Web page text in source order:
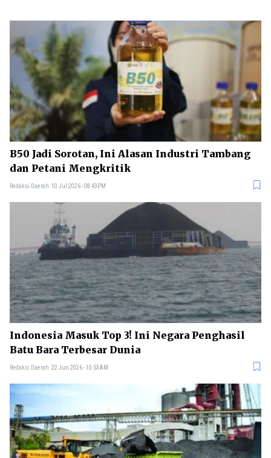
B50 Jadi Sorotan, Ini Alasan Industri Tambang
dan Petani Mengkritik
Redaksi Daerah 10 Jul 2026 - 08:43PM
Indonesia Masuk Top 3! Ini Negara Penghasil
Batu Bara Terbesar Dunia
Redaksi Daerah 22 Jun 2026 - 10:53AM